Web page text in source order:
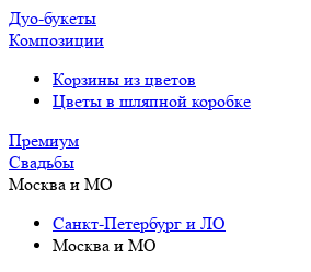
Дуо-букеты
Композиции
Корзины из цветов
Цветы в шляпной коробке
Премиум
Свадьбы
Москва и МО
Санкт-Петербург и ЛО
Москва и МО